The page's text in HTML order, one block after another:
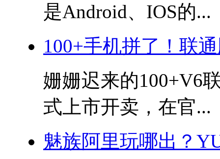
是Android、IOS的...
100+手机拼了！联
姗姗迟来的100+V6
式上市开卖，在官...
魅族阿里玩哪出？